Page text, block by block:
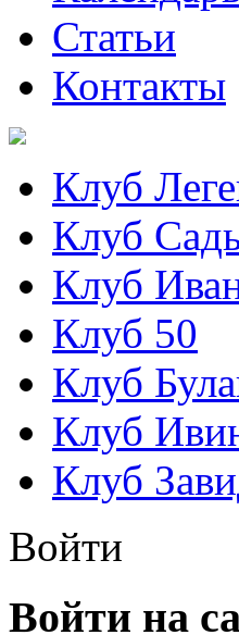
Статьи
Контакты
Клуб
Клуб
Клуб
Клуб 50
Клуб
Клуб
Клуб
Войти
Войти на